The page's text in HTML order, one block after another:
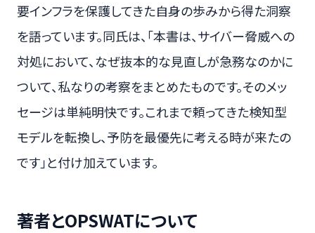
要インフラを保護してきた自身の歩みから得た洞察
を語っています。同氏は、「本書は、サイバー脅威への
対処において、なぜ抜本的な見直しが急務なのかに
ついて、私なりの考察をまとめたものです。そのメッ
セージは単純明快です。これまで頼ってきた検知型
モデルを転換し、予防を最優先に考える時が来たの
です」と付け加えています。
著者とOPSWATについて